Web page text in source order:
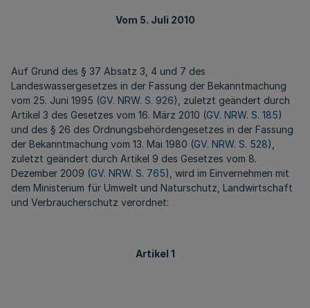
Vom 5. Juli 2010
Auf Grund des § 37 Absatz 3, 4 und 7 des
Landeswassergesetzes in der Fassung der Bekanntmachung
vom 25. Juni 1995 (GV. NRW. S. 926), zuletzt geändert durch
Artikel 3 des Gesetzes vom 16. März 2010 (GV. NRW. S. 185)
und des § 26 des Ordnungsbehördengesetzes in der Fassung
der Bekanntmachung vom 13. Mai 1980 (GV. NRW. S. 528),
zuletzt geändert durch Artikel 9 des Gesetzes vom 8.
Dezember 2009 (GV. NRW. S. 765), wird im Einvernehmen mit
dem Ministerium für Umwelt und Naturschutz, Landwirtschaft
und Verbraucherschutz verordnet:
Artikel 1